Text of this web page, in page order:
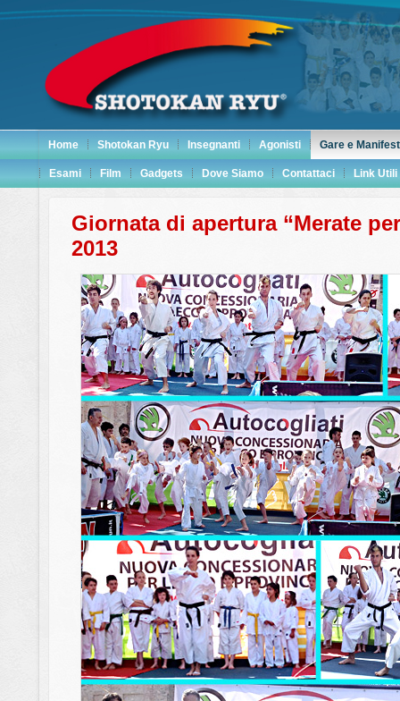
Home Shotokan Ryu Insegnanti Agonisti Gare e
Esami Film Gadgets Dove Siamo Contattaci Link Utili
Giornata di apertura “Merate
2013